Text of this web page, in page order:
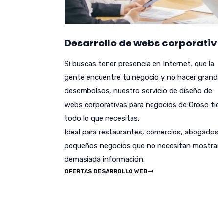
Desarrollo de webs
Si buscas tener presencia en Internet, que la
gente encuentre tu negocio y no hacer
desembolsos, nuestro servicio de diseño de
webs corporativas para negocios de Oroso
todo lo que necesitas.
Ideal para restaurantes, comercios,
pequeños negocios que no necesitan
demasiada información.
OFERTAS DESARROLLO WEB